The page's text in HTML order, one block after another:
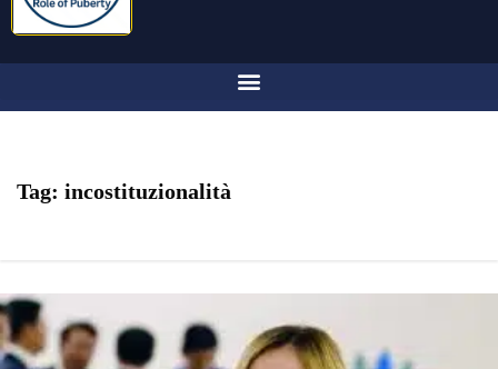
Tag: incostituzionalità